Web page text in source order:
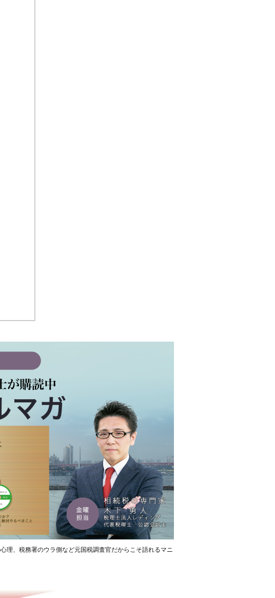
理、税務署のウラ側など元国税調査官だからこそ語れるマニ